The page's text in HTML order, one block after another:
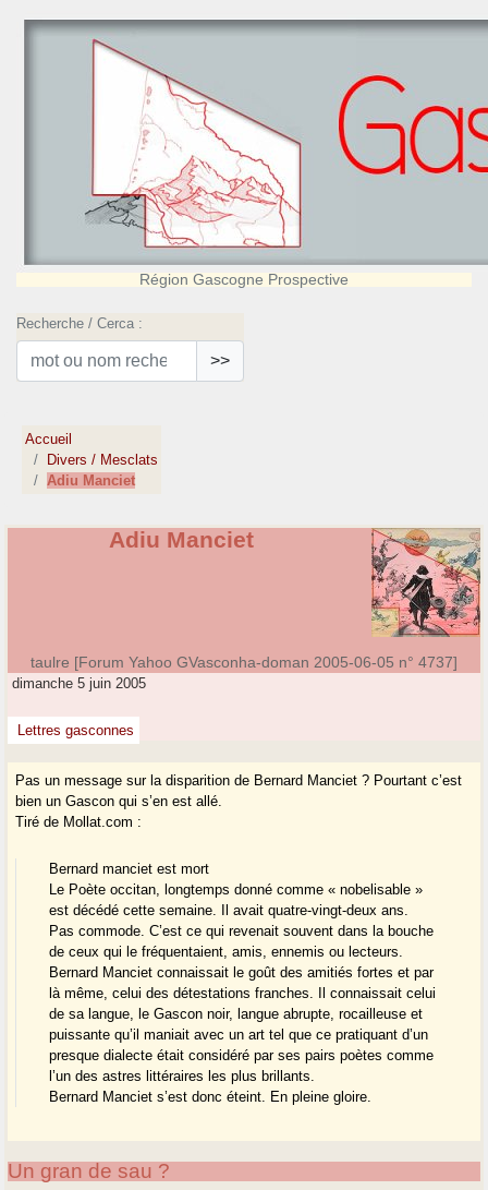
Région Gascogne Prospective
Recherche / Cerca :
>>
Accueil
Divers / Mesclats
Adiu Manciet
Adiu Manciet
taulre [Forum Yahoo GVasconha-doman 2005-06-05 n° 4737]
dimanche 5 juin 2005
Lettres gasconnes
Pas un message sur la disparition de Bernard Manciet ? Pourtant c’est
bien un Gascon qui s’en est allé.
Tiré de Mollat.com :
Bernard manciet est mort
Le Poète occitan, longtemps donné comme « nobelisable »
est décédé cette semaine. Il avait quatre-vingt-deux ans.
Pas commode. C’est ce qui revenait souvent dans la bouche
de ceux qui le fréquentaient, amis, ennemis ou lecteurs.
Bernard Manciet connaissait le goût des amitiés fortes et par
là même, celui des détestations franches. Il connaissait celui
de sa langue, le Gascon noir, langue abrupte, rocailleuse et
puissante qu’il maniait avec un art tel que ce pratiquant d’un
presque dialecte était considéré par ses pairs poètes comme
l’un des astres littéraires les plus brillants.
Bernard Manciet s’est donc éteint. En pleine gloire.
Un gran de sau ?